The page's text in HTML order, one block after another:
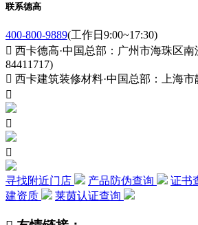
联系德高
400-800-9889(工作日9:00~17:30)
 西卡德高·中国总部：广州市海珠区南
84411717)
 西卡建筑装修材料·中国总部：上海



寻找附近门店 产品防伪查询 证书
建资质
莱茵认证查询